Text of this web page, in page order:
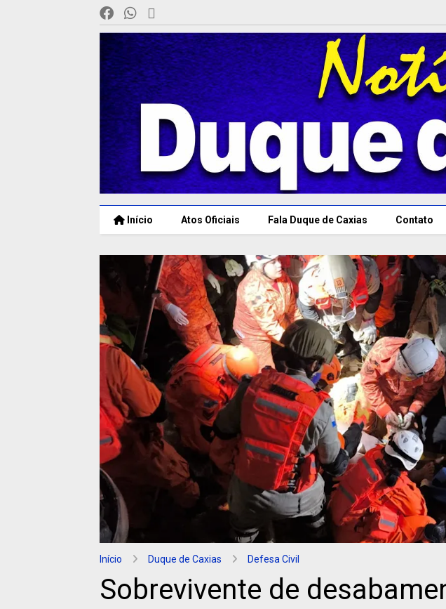
Início Atos Oficiais Fala Duque de Caxias Contato
Início Duque de Caxias Defesa Civil
Sobrevivente de